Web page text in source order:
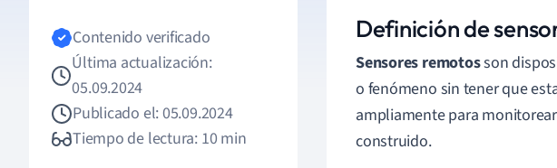
Contenido verificado
Última actualización:
05.09.2024
Publicado el: 05.09.2024
Tiempo de lectura: 10 min
Definición de
Sensores remotosson
o fenómeno sin tener que
ampliamente para
construido.